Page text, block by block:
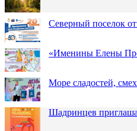
Северный поселок
«Именины Елены
Море сладостей,
Шадринцев